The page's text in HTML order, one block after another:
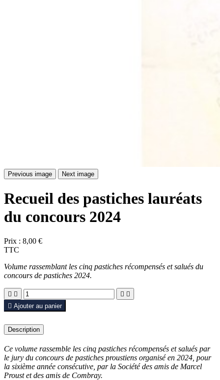
Previous image Next image
Recueil des pastiches lauréats
du concours 2024
Prix : 8,00 €
TTC
Volume rassemblant les cinq pastiches récompensés et salués du
concours de pastiches 2024.
   
 Ajouter au panier
Description
Ce volume rassemble les cinq pastiches récompensés et salués par
le jury du concours de pastiches proustiens organisé en 2024, pour
la sixième année consécutive, par la Société des amis de Marcel
Proust et des amis de Combray.